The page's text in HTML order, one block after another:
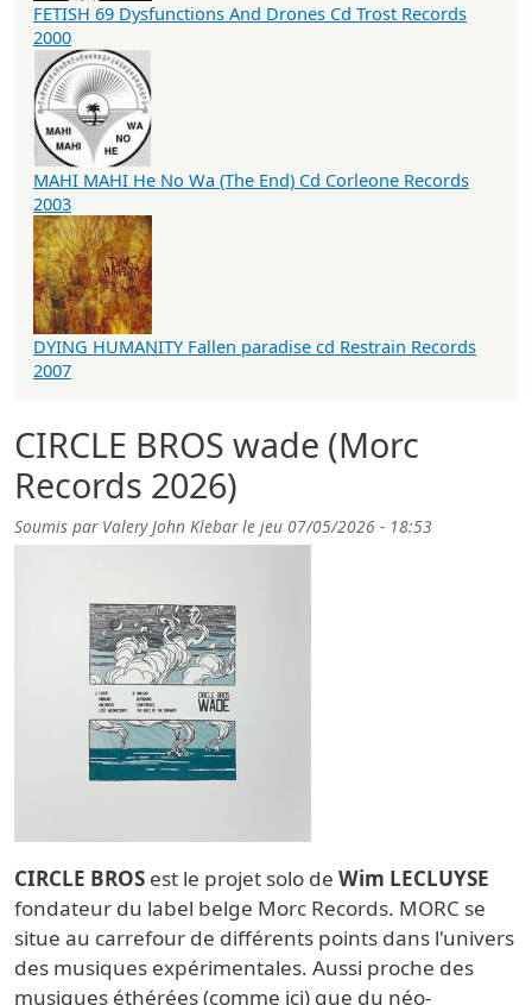
CIRCLE BROS wade (Morc
Records 2026)
Soumis par Valery John Klebarle jeu 07/05/2026 - 18:53
CIRCLE BROS est le projet solo de Wim LECLUYSE
fondateur du label belge Morc Records. MORC se
situe au carrefour de différents points dans l'univers
des musiques expérimentales. Aussi proche des
musiques éthérées (comme ici) que du néo-
FETISH 69 Dysfunctions And Drones Cd Trost Records
2000
MAHI MAHI He No Wa (The End) Cd Corleone Records
2003
DYING HUMANITY Fallen paradise cd Restrain Records
2007